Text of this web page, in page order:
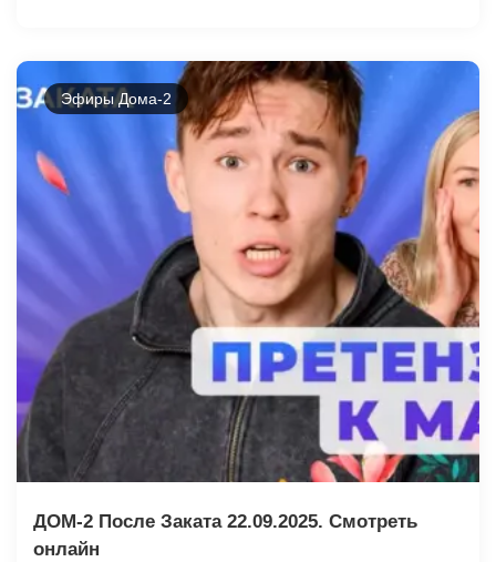
Эфиры Дома-2
ДОМ-2 После Заката 22.09.2025. Смотреть
онлайн